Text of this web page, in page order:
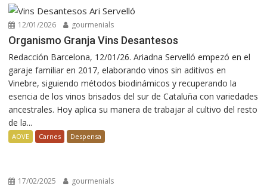
12/01/2026 gourmenials
Organismo Granja Vins Desantesos
Redacción Barcelona, 12/01/26. Ariadna Servelló empezó en el
garaje familiar en 2017, elaborando vinos sin aditivos en
Vinebre, siguiendo métodos biodinámicos y recuperando la
esencia de los vinos brisados del sur de Cataluña con variedades
ancestrales. Hoy aplica su manera de trabajar al cultivo del resto
de la...
AOVE Carnes Despensa
17/02/2025 gourmenials